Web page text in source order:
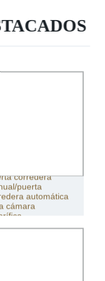
corredera
puerta
automática
cámara